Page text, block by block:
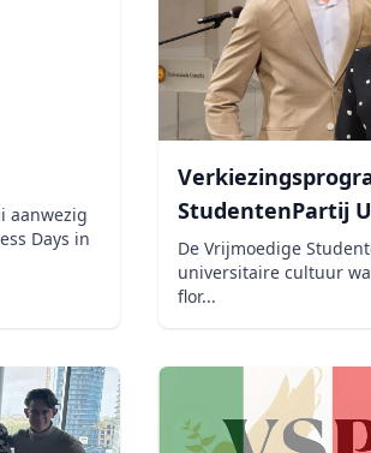
aanwezig
Days in
StudentenPartij
De Vrijmoedige
universitaire cultuur
flor...